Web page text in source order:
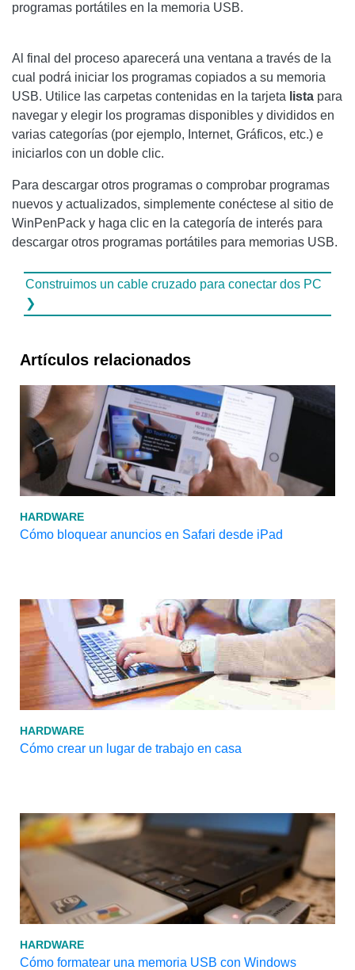
programas portátiles en la memoria USB.
Al final del proceso aparecerá una ventana a través de la
cual podrá iniciar los programas copiados a su memoria
USB. Utilice las carpetas contenidas en la tarjeta lista para
navegar y elegir los programas disponibles y divididos en
varias categorías (por ejemplo, Internet, Gráficos, etc.) e
iniciarlos con un doble clic.
Para descargar otros programas o comprobar programas
nuevos y actualizados, simplemente conéctese al sitio de
WinPenPack y haga clic en la categoría de interés para
descargar otros programas portátiles para memorias USB.
Construimos un cable cruzado para conectar dos PC
❯
Artículos relacionados
HARDWARE
Cómo bloquear anuncios en Safari desde iPad
HARDWARE
Cómo crear un lugar de trabajo en casa
HARDWARE
Cómo formatear una memoria USB con Windows